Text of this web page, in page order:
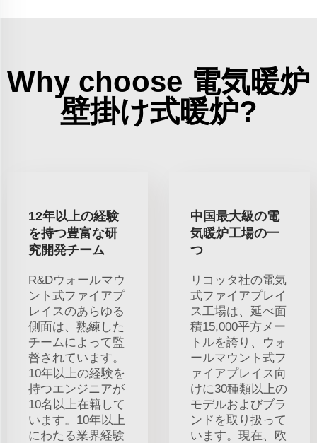
Why choose 電気暖炉
壁掛け式暖炉?
12年以上の経験
を持つ豊富な研
究開発チーム
R&Dウォールマウ
ント式ファイアプ
レイスのあらゆる
側面は、熟練した
チームによって監
督されています。
10年以上の経験を
持つエンジニアが
10名以上在籍して
います。10年以上
にわたる業界経験
中国最大級の電
気暖炉工場の一
つ
リコッタ社の電気
式ファイアプレイ
ス工場は、延べ面
積15,000平方メー
トルを誇り、ウォ
ールマウント式フ
ァイアプレイス向
けに30種類以上の
モデルおよびブラ
ンドを取り扱って
います。現在、欧